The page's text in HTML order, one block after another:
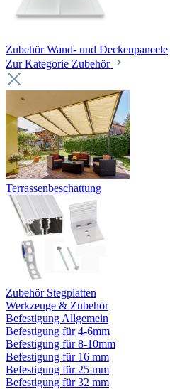
Zubehör Wand- und Deckenpaneele
Zur Kategorie Zubehör
Terrassenbeschattung
Zubehör Stegplatten
Werkzeuge & Zubehör
Befestigung Allgemein
Befestigung für 4-6mm
Befestigung für 8-10mm
Befestigung für 16 mm
Befestigung für 25 mm
Befestigung für 32 mm